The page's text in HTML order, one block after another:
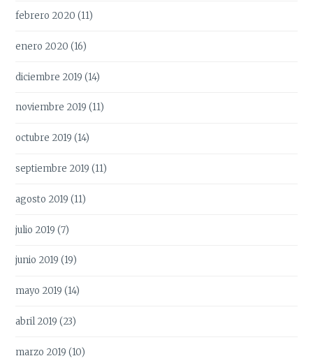
febrero 2020 (11)
enero 2020 (16)
diciembre 2019 (14)
noviembre 2019 (11)
octubre 2019 (14)
septiembre 2019 (11)
agosto 2019 (11)
julio 2019 (7)
junio 2019 (19)
mayo 2019 (14)
abril 2019 (23)
marzo 2019 (10)